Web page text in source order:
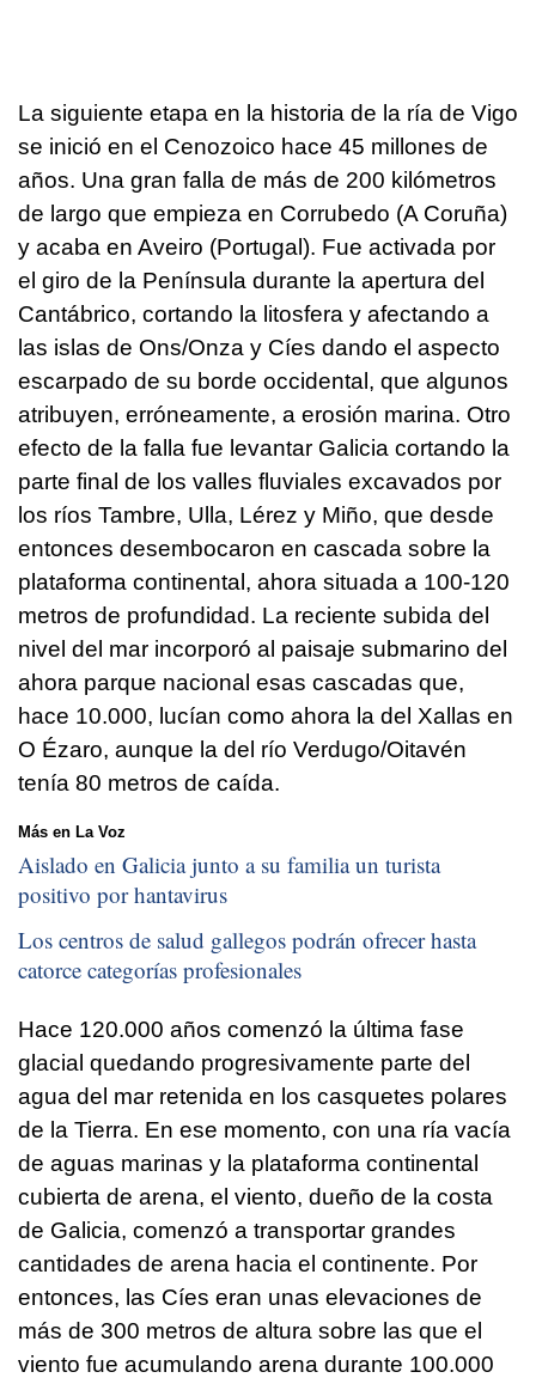
La siguiente etapa en la historia de la ría de Vigo
se inició en el Cenozoico hace 45 millones de
años. Una gran falla de más de 200 kilómetros
de largo que empieza en Corrubedo (A Coruña)
y acaba en Aveiro (Portugal). Fue activada por
el giro de la Península durante la apertura del
Cantábrico, cortando la litosfera y afectando a
las islas de Ons/Onza y Cíes dando el aspecto
escarpado de su borde occidental, que algunos
atribuyen, erróneamente, a erosión marina. Otro
efecto de la falla fue levantar Galicia cortando la
parte final de los valles fluviales excavados por
los ríos Tambre, Ulla, Lérez y Miño, que desde
entonces desembocaron en cascada sobre la
plataforma continental, ahora situada a 100-120
metros de profundidad. La reciente subida del
nivel del mar incorporó al paisaje submarino del
ahora parque nacional esas cascadas que,
hace 10.000, lucían como ahora la del Xallas en
O Ézaro, aunque la del río Verdugo/Oitavén
tenía 80 metros de caída.
Más en La Voz
Aislado en Galicia junto a su familia un turista
positivo por hantavirus
Los centros de salud gallegos podrán ofrecer hasta
catorce categorías profesionales
Hace 120.000 años comenzó la última fase
glacial quedando progresivamente parte del
agua del mar retenida en los casquetes polares
de la Tierra. En ese momento, con una ría vacía
de aguas marinas y la plataforma continental
cubierta de arena, el viento, dueño de la costa
de Galicia, comenzó a transportar grandes
cantidades de arena hacia el continente. Por
entonces, las Cíes eran unas elevaciones de
más de 300 metros de altura sobre las que el
viento fue acumulando arena durante 100.000